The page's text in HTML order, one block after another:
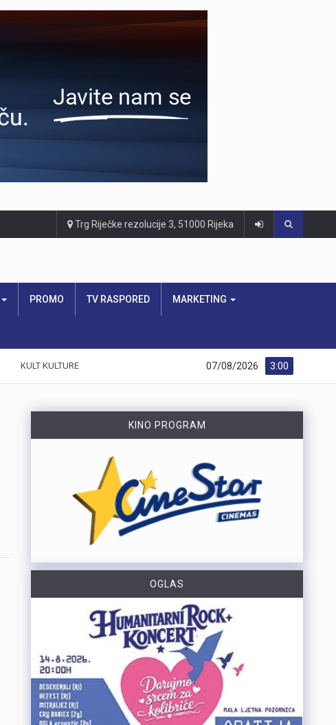
Trg Riječke rezolucije 3, 51000 Rijeka
PROMO TV RASPORED MARKETING
KULT KULTURE 3:00
07/08/2026
KINO PROGRAM
OGLAS